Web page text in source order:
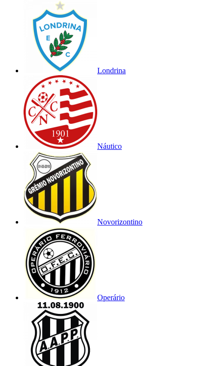
Londrina
Náutico
Novorizontino
Operário